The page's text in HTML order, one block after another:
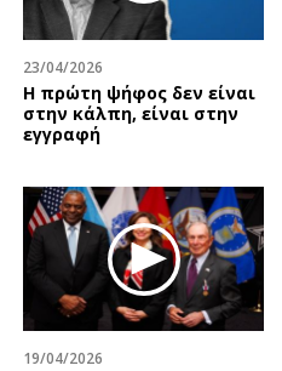
Ταξίδια
Συνταγές
Έξοδος
Media
Εκπομπές
Wine routes
Podcasts
Uncut
Προσφορές
Προσωπικότητες στην ''Κ''
Επιστολές
23/04/2026
Η πρώτη ψήφος δεν είναι
στην κάλπη, είναι στην
εγγραφή
19/04/2026